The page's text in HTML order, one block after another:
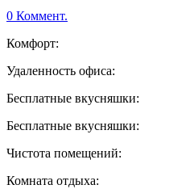
0 Коммент.
Комфорт:
Удаленность офиса:
Бесплатные вкусняшки:
Бесплатные вкусняшки:
Чистота помещений:
Комната отдыха: